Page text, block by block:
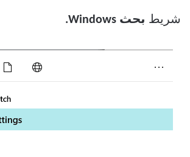
شريط بحث Windows.